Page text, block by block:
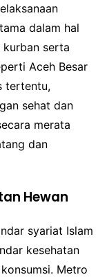
dalam hal
kurban serta
Aceh Besar
tertentu,
sehat dan
merata
dan
Hewan
syariat Islam
kesehatan
Metro